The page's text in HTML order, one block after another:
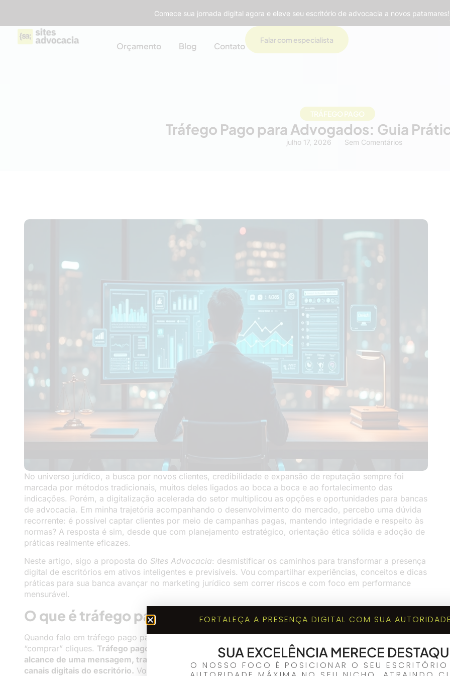
Comece sua jornada digital agora e eleve seu escritório de advocacia a novos patamares!
Orçamento Blog Contato
Falar com especialista
TRÁFEGO PAGO
Tráfego Pago para Advogados: Guia
julho 17, 2026 Sem Comentários
No universo jurídico, a busca por novos clientes, credibilidade e expansão de reputação sempre foi
marcada por métodos tradicionais, muitos deles ligados ao boca a boca e ao fortalecimento das
indicações. Porém, a digitalização acelerada do setor multiplicou as opções e oportunidades para bancas
de advocacia. Em minha trajetória acompanhando o desenvolvimento do mercado, percebo uma dúvida
recorrente: é possível captar clientes por meio de campanhas pagas, mantendo integridade e respeito às
normas? A resposta é sim, desde que com planejamento estratégico, orientação ética sólida e adoção de
práticas realmente eficazes.
Neste artigo, sigo a proposta do Sites Advocacia: desmistificar os caminhos para transformar a presença
digital de escritórios em ativos inteligentes e previsíveis. Vou compartilhar experiências, conceitos e dicas
práticas para sua banca avançar no marketing jurídico sem correr riscos e com foco em performance
mensurável.
O que é tráfego pago no contexto jurídico?
Quando falo em tráfego pago para escritórios de advocacia, não me refiro apenas ao simples ato de
“comprar” cliques. Tráfego pago é a estratégia de investir em anúncios digitais para aumentar o
alcance de uma mensagem, trazendo visitantes interessados e, com isso, potenciais clientes aos
canais digitais do escritório. Você paga por exposição, mas só se destaca quando combinação de boas
FORTALEÇA A PRESENÇA DIGITAL COM SUA
SUA EXCELÊNCIA MERECE
O NOSSO FOCO É POSICIONAR O SEU